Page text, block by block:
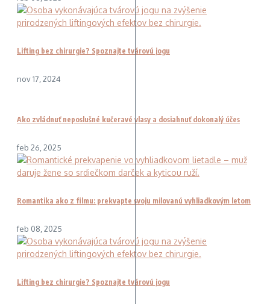
Lifting bez chirurgie? Spoznajte tvárovú jogu
nov 17, 2024
Ako zvládnuť neposlušné kučeravé vlasy a dosiahnuť dokonalý účes
feb 26, 2025
Romantika ako z filmu: prekvapte svoju milovanú vyhliadkovým letom
feb 08, 2025
Lifting bez chirurgie? Spoznajte tvárovú jogu